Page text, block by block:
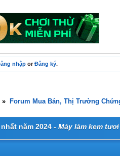
nhập orĐăng ký.
» Forum Mua Bán, Thị Trường
năm 2024 - Máy làm kem